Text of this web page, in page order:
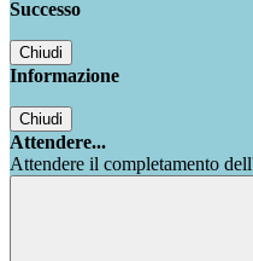
Successo
Chiudi
Informazione
Chiudi
Attendere...
Attendere il completamento